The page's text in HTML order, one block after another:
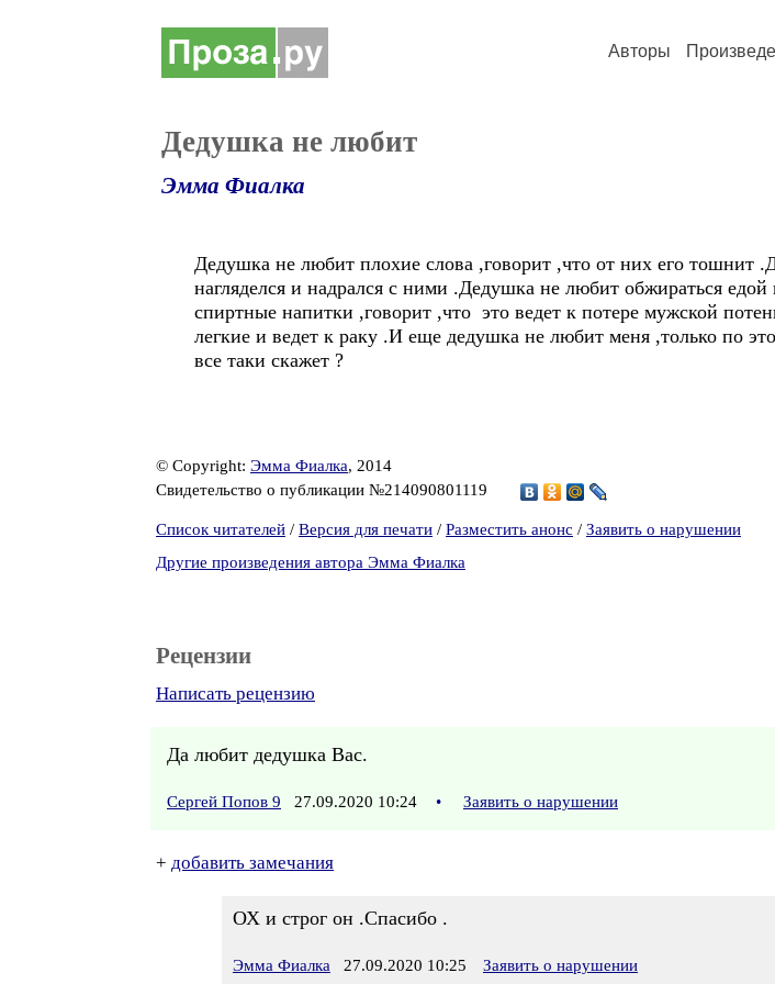
Авторы
Дедушка не любит
Эмма Фиалка
Дедушка не любит плохие слова ,говорит ,что от них его тошнит
нагляделся и надрался с ними .Дедушка не любит обжираться
спиртные напитки ,говорит ,что это ведет к потере мужской
легкие и ведет к раку .И еще дедушка не любит меня ,только по
все таки скажет ?
© Copyright: Эмма Фиалка, 2014
Свидетельство о публикации №214090801119
Список читателей / Версия для печати / Разместить анонс / Заявить о нарушении
Другие произведения автора Эмма Фиалка
Рецензии
Написать рецензию
Да любит дедушка Вас.
Сергей Попов 9 27.09.2020 10:24 • Заявить о нарушении
+ добавить замечания
ОХ и строг он .Спасибо .
Эмма Фиалка 27.09.2020 10:25 Заявить о нарушении